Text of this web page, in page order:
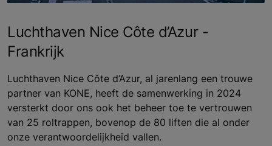
Luchthaven Nice Côte d’Azur -
Frankrijk
Luchthaven Nice Côte d’Azur, al jarenlang een trouwe
partner van KONE, heeft de samenwerking in 2024
versterkt door ons ook het beheer toe te vertrouwen
van 25 roltrappen, bovenop de 80 liften die al onder
onze verantwoordelijkheid vallen.